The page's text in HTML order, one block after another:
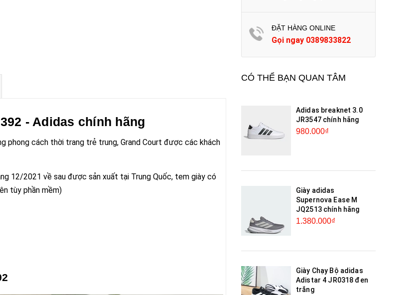
- Adidas chính hãng
phong cách thời trang trẻ trung, Grand Court được các khách
12/2021 về sau được sản xuất tại Trung Quốc, tem giày có
tùy phần mềm)
ĐẶT HÀNG ONLINE
Gọi ngay 0389833822
CÓ THỂ BẠN QUAN TÂM
Adidas breaknet 3.0
JR3547 chính hãng
980.000₫
Giày adidas
Supernova Ease M
JQ2513 chính hãng
1.380.000₫
Giày Chạy Bộ adidas
Adistar 4 JR0318 đen
trắng